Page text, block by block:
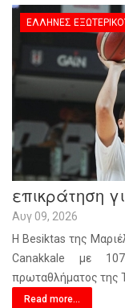
ΈΛΛΗΝΕΣ
επικράτηση
Αυγ 09, 2026
Η Besiktas της
Canakkale με
πρωταθλήματος της
Read more...